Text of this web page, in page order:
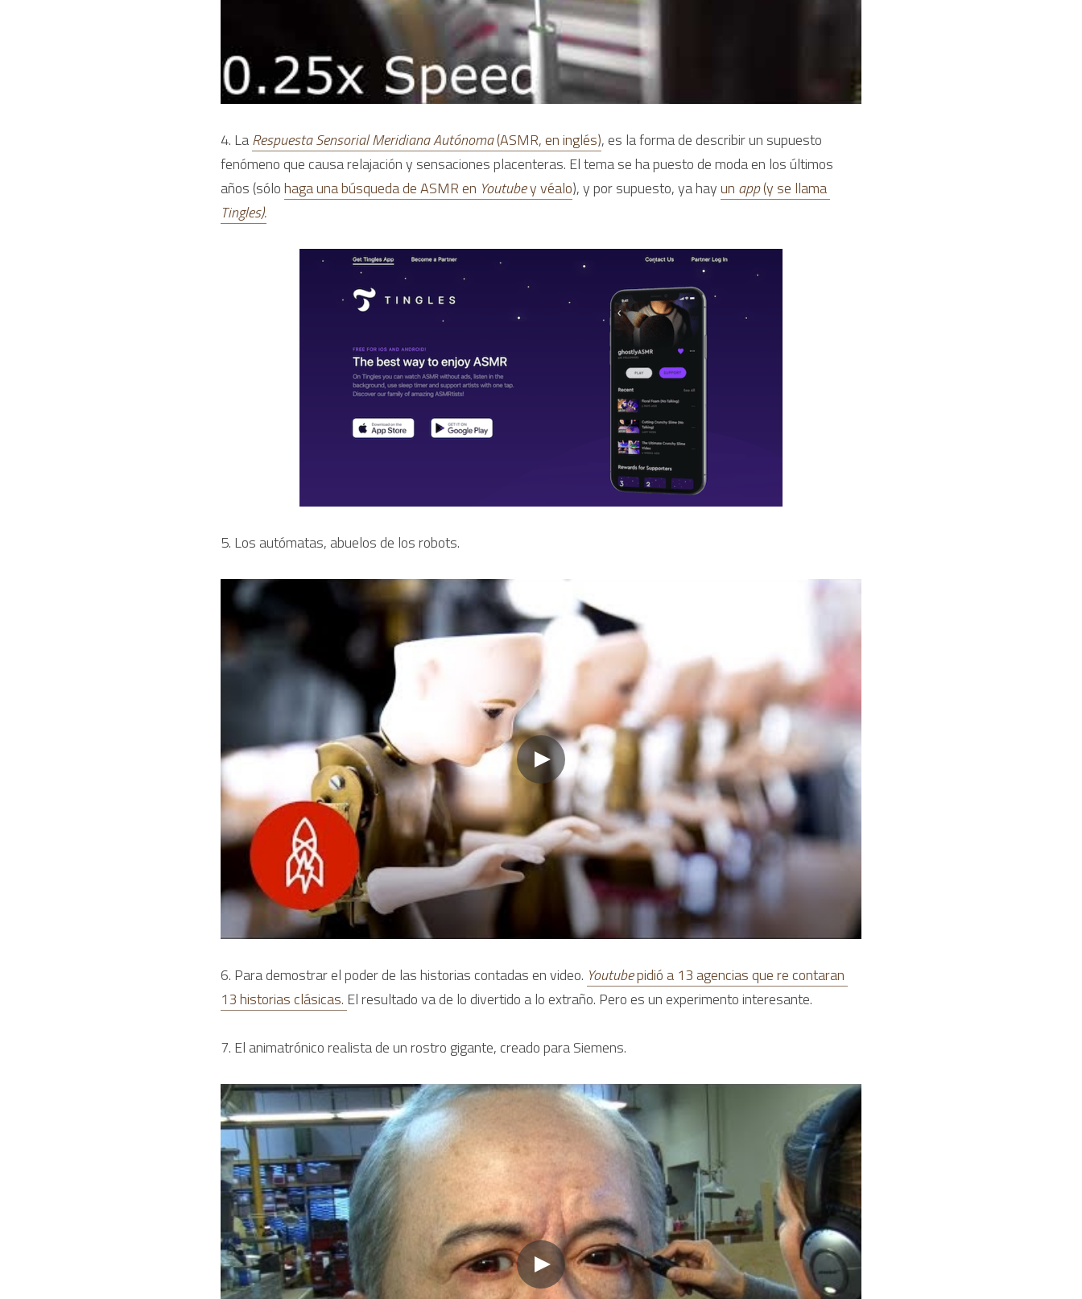
4. La Respuesta Sensorial Meridiana Autónoma (ASMR, en inglés), es la forma de describir un supuesto
fenómeno que causa relajación y sensaciones placenteras. El tema se ha puesto de moda en los últimos
años (sólo haga una búsqueda de ASMR en Youtube y véalo), y por supuesto, ya hay un app
Tingles).
5. Los autómatas, abuelos de los robots.
6. Para demostrar el poder de las historias contadas en video. Youtube pidió a 13 agencias que re contaran
13 historias clásicas. El resultado va de lo divertido a lo extraño. Pero es un experimento interesante.
7. El animatrónico realista de un rostro gigante, creado para Siemens.